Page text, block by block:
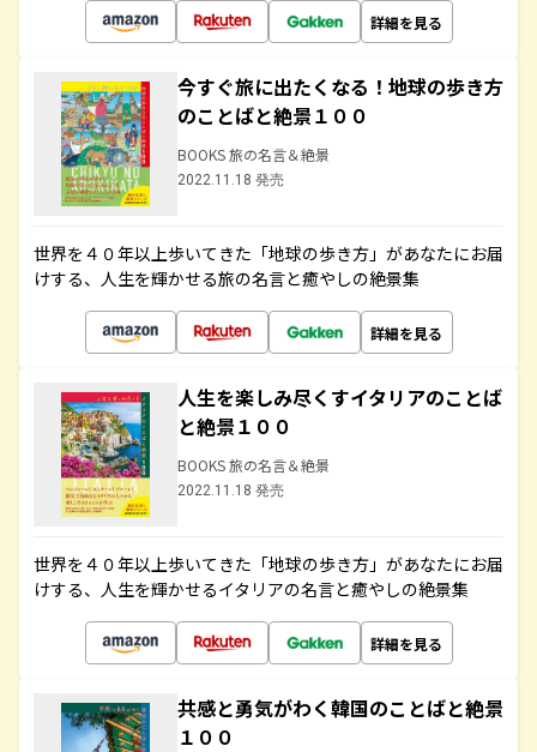
詳細を見る
今すぐ旅に出たくなる！地球の歩き方
のことばと絶景１００
BOOKS 旅の名言＆絶景
2022.11.18 発売
世界を４０年以上歩いてきた「地球の歩き方」があなたにお届
けする、人生を輝かせる旅の名言と癒やしの絶景集
詳細を見る
人生を楽しみ尽くすイタリアのことば
と絶景１００
BOOKS 旅の名言＆絶景
2022.11.18 発売
世界を４０年以上歩いてきた「地球の歩き方」があなたにお届
けする、人生を輝かせるイタリアの名言と癒やしの絶景集
詳細を見る
共感と勇気がわく韓国のことばと絶景
１００